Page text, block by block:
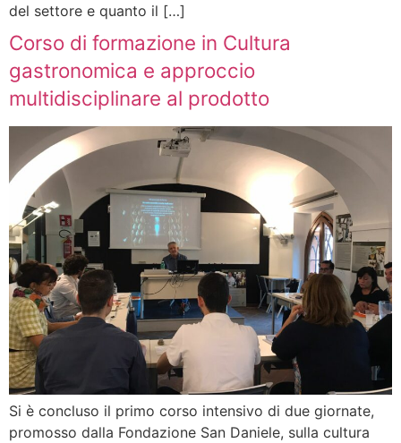
del settore e quanto il […]
Corso di formazione in Cultura
gastronomica e approccio
multidisciplinare al prodotto
Si è concluso il primo corso intensivo di due giornate,
promosso dalla Fondazione San Daniele, sulla cultura